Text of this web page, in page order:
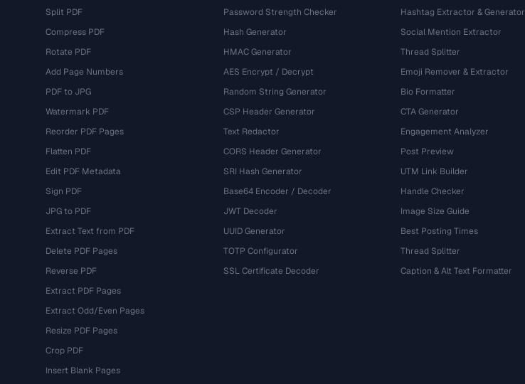
Split PDF
Compress PDF
Rotate PDF
Add Page Numbers
PDF to JPG
Watermark PDF
Reorder PDF Pages
Flatten PDF
Edit PDF Metadata
Sign PDF
JPG to PDF
Extract Text from PDF
Delete PDF Pages
Reverse PDF
Extract PDF Pages
Extract Odd/Even Pages
Resize PDF Pages
Crop PDF
Insert Blank Pages
Password Strength Checker
Hash Generator
HMAC Generator
AES Encrypt / Decrypt
Random String Generator
CSP Header Generator
Text Redactor
CORS Header Generator
SRI Hash Generator
Base64 Encoder / Decoder
JWT Decoder
UUID Generator
TOTP Configurator
SSL Certificate Decoder
Hashtag Extractor & Generator
Social Mention Extractor
Thread Splitter
Emoji Remover & Extractor
Bio Formatter
CTA Generator
Engagement Analyzer
Post Preview
UTM Link Builder
Handle Checker
Image Size Guide
Best Posting Times
Thread Splitter
Caption & Alt Text Formatter